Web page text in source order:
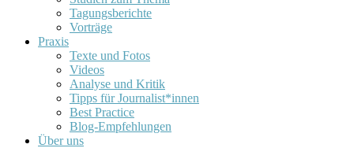
Tagungsberichte
Vorträge
Praxis
Texte und Fotos
Videos
Analyse und Kritik
Tipps für Journalist*innen
Best Practice
Blog-Empfehlungen
Über uns